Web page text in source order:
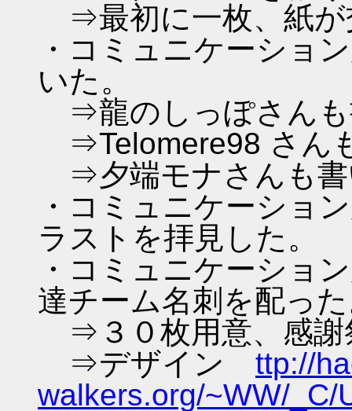
⇒最初に一枚、紙が
・コミュニケーショ
いた。
⇒龍のしっぽさんも
⇒Telomere98 さん
⇒夕端モナさんも書
・コミュニケーショ
ラストを拝見した。
・コミュニケーショ
達チーム名刺を配っ
⇒３０枚用意、感謝
⇒デザイン ttp://
walkers.org/~WW/_C/